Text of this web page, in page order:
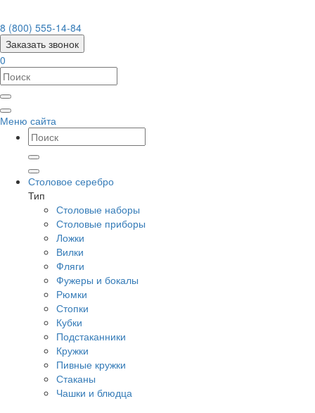
8 (800) 555-14-84
Заказать звонок
0
Меню сайта
Столовое серебро
Тип
Столовые наборы
Столовые приборы
Ложки
Вилки
Фляги
Фужеры и бокалы
Рюмки
Стопки
Кубки
Подстаканники
Кружки
Пивные кружки
Стаканы
Чашки и блюдца